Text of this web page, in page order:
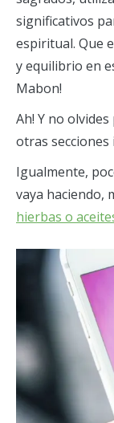
significativos
espiritual. Que
y equilibrio en
Mabon!
Ah! Y no
otras secciones
Igualmente,
vaya haciendo,
hierbas o